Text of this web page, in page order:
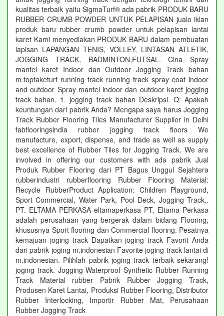
kualitas terbaik yaitu SigmaTurf® ada pabrik PRODUK BARU
RUBBER CRUMB POWDER UNTUK PELAPISAN jualo iklan
produk baru rubber crumb powder untuk pelapisan lantai
karet Kami menyediakan PRODUK BARU dalam pembuatan
lapisan LAPANGAN TENIS, VOLLEY, LINTASAN ATLETIK,
JOGGING TRACK, BADMINTON,FUTSAL. Cina Spray
mantel karet Indoor dan Outdoor Jogging Track bahan
m.topfaketurf running track running track spray coat indoor
and outdoor Spray mantel indoor dan outdoor karet jogging
track bahan. 1. jogging track bahan Deskripsi. Q: Apakah
keuntungan dari pabrik Anda? Mengapa saya harus Jogging
Track Rubber Flooring Tiles Manufacturer Supplier in Delhi
fabflooringsindia rubber jogging track floors We
manufacture, export, dispense, and trade as well as supply
best excellence of Rubber Tiles for Jogging Track. We are
involved in offering our customers with ada pabrik Jual
Produk Rubber Flooring dari PT Bagus Unggul Sejahtera
rubberindustri rubberflooring Rubber Flooring Material:
Recycle RubberProduct Application: Children Playground,
Sport Commercial, Water Park, Pool Deck, Jogging Track,.
PT. ELTAMA PERKASA eltamaperkasa PT. Eltama Perkasa
adalah perusahaan yang bergerak dalam bidang Flooring,
khususnya Sport flooring dan Commercial flooring. Pesatnya
kemajuan joging track Dapatkan joging track Favorit Anda
dari pabrik joging m.indonesian Favorite joging track lantai di
m.indonesian. Pilihlah pabrik joging track terbaik sekarang!
joging track. Jogging Waterproof Synthetic Rubber Running
Track Material rubber Pabrik Rubber Jogging Track,
Produsen Karet Lantai, Produksi Rubber Flooring, Distributor
Rubber Interlocking, Importir Rubber Mat, Perusahaan
Rubber Jogging Track